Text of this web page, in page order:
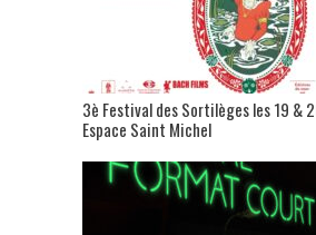
3è Festival des Sortilèges les 19 &
Espace Saint Michel